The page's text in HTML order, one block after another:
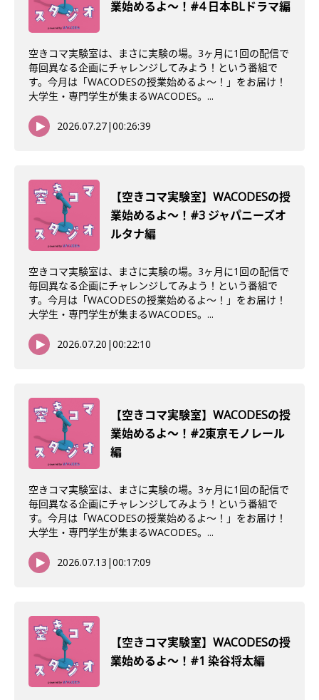
業始めるよ～！#4 日本BLドラマ編
空きコマ実験室は、まさに実験の場。3ヶ月に1回の配信で
毎回異なる企画にチャレンジしてみよう！という番組で
す。今月は「WACODESの授業始めるよ～！」をお届け！
大学生・専門学生が集まるWACODES。...
2026.07.27|00:26:39
【空きコマ実験室】WACODESの授
業始めるよ〜！#3 ジャパニーズオ
ルタナ編
空きコマ実験室は、まさに実験の場。3ヶ月に1回の配信で
毎回異なる企画にチャレンジしてみよう！という番組で
す。今月は「WACODESの授業始めるよ～！」をお届け！
大学生・専門学生が集まるWACODES。...
2026.07.20 |00:22:10
【空きコマ実験室】WACODESの授
業始めるよ〜！#2東京モノレール
編
空きコマ実験室は、まさに実験の場。3ヶ月に1回の配信で
毎回異なる企画にチャレンジしてみよう！という番組で
す。今月は「WACODESの授業始めるよ～！」をお届け！
大学生・専門学生が集まるWACODES。...
2026.07.13 |00:17:09
【空きコマ実験室】WACODESの授
業始めるよ～！#1 染谷将太編